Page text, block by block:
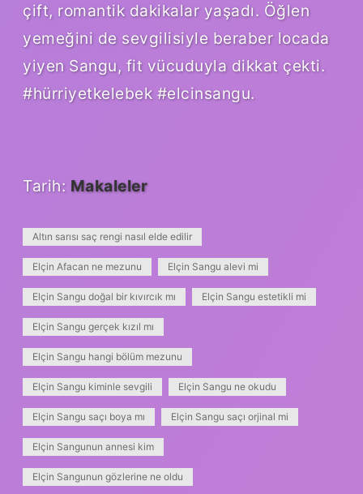
çift, romantik dakikalar yaşadı. Öğlen
yemeğini de sevgilisiyle beraber locada
yiyen Sangu, fit vücuduyla dikkat çekti.
#hürriyetkelebek #elcinsangu.
Tarih: Makaleler
Altın sarısı saç rengi nasıl elde edilir
Elçin Afacan ne mezunu Elçin Sangu alevi mi
Elçin Sangu doğal bir kıvırcık mı Elçin Sangu estetikli mi
Elçin Sangu gerçek kızıl mı
Elçin Sangu hangi bölüm mezunu
Elçin Sangu kiminle sevgili Elçin Sangu ne okudu
Elçin Sangu saçı boya mı Elçin Sangu saçı orjinal mi
Elçin Sangunun annesi kim
Elçin Sangunun gözlerine ne oldu